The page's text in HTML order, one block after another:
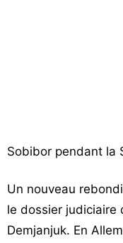
Sobibor pendant la
Un nouveau
le dossier judiciaire
Demjanjuk. En